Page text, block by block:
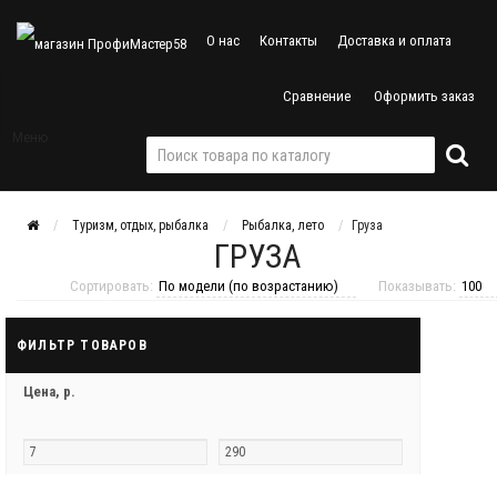
О нас Контакты Доставка и оплата
Сравнение Оформить заказ
Туризм, отдых, рыбалка Рыбалка, лето Груза
ГРУЗА
Показывать:
Сортировать:
ФИЛЬТР ТОВАРОВ
Цена, р.